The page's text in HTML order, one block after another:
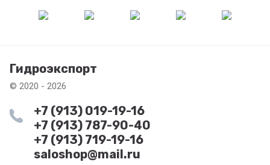
Гидроэкспорт
© 2020 - 2026
+7 (913) 019-19-16
+7 (913) 787-90-40
+7 (913) 719-19-16
saloshop@mail.ru